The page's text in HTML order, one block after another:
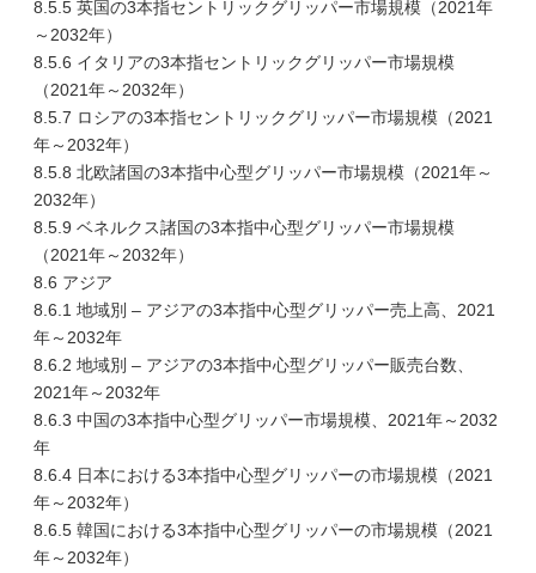
8.5.5 英国の3本指セントリックグリッパー市場規模（2021年
～2032年）
8.5.6 イタリアの3本指セントリックグリッパー市場規模
（2021年～2032年）
8.5.7 ロシアの3本指セントリックグリッパー市場規模（2021
年～2032年）
8.5.8 北欧諸国の3本指中心型グリッパー市場規模（2021年～
2032年）
8.5.9 ベネルクス諸国の3本指中心型グリッパー市場規模
（2021年～2032年）
8.6 アジア
8.6.1 地域別 – アジアの3本指中心型グリッパー売上高、2021
年～2032年
8.6.2 地域別 – アジアの3本指中心型グリッパー販売台数、
2021年～2032年
8.6.3 中国の3本指中心型グリッパー市場規模、2021年～2032
年
8.6.4 日本における3本指中心型グリッパーの市場規模（2021
年～2032年）
8.6.5 韓国における3本指中心型グリッパーの市場規模（2021
年～2032年）